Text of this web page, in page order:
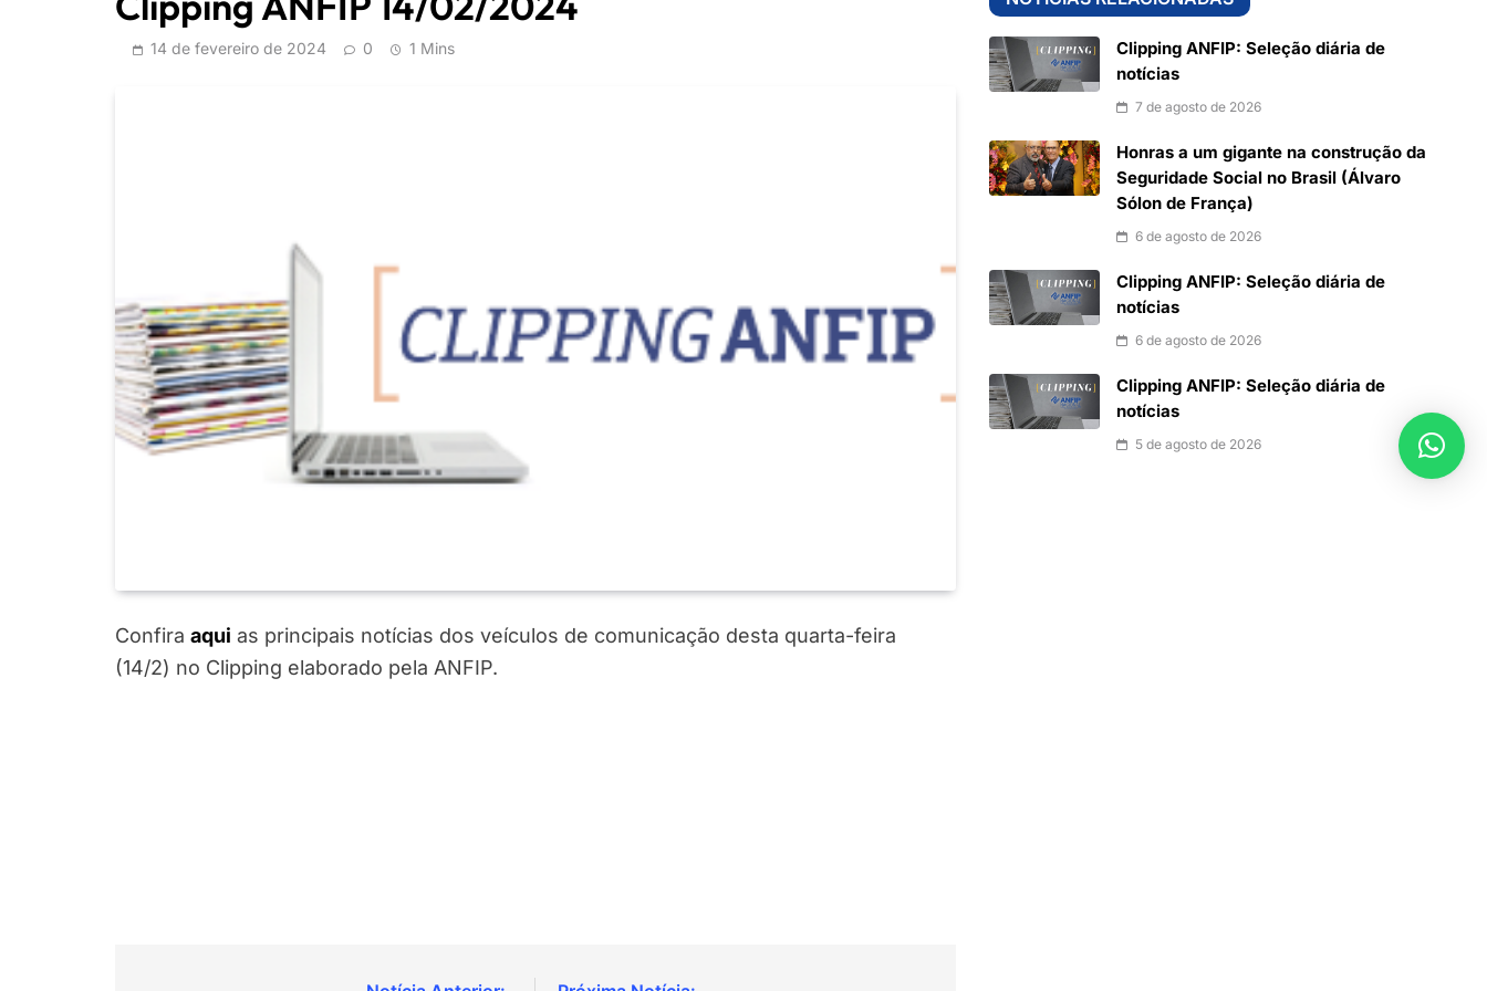
14 de fevereiro de 2024 0 1 Mins
Confira aqui as principais notícias dos veículos de comunicação desta quarta-feira
(14/2) no Clipping elaborado pela ANFIP.
Clipping ANFIP: Seleção diária de
notícias
7 de agosto de 2026
Honras a um gigante na construção da
Seguridade Social no Brasil (Álvaro
Sólon de França)
6 de agosto de 2026
Clipping ANFIP: Seleção diária de
notícias
6 de agosto de 2026
Clipping ANFIP: Seleção diária de
notícias
5 de agosto de 2026